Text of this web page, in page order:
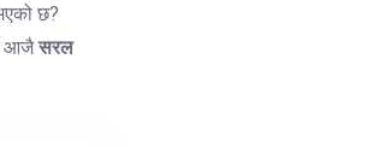
छ?
आजैसरल